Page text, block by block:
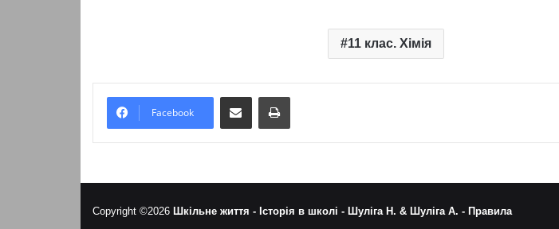
11 клас. Хімія
Facebook
Надіслати електронною поштоюНадрукувати
Copyright ©2026 Шкільне життя - Історія в школі - Шуліга Н. & Шуліга А. - Правила